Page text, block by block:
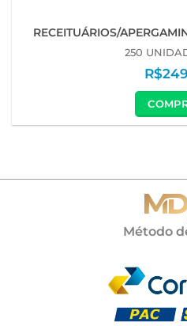
RECEITUÁRIOS/
250
R$
Método